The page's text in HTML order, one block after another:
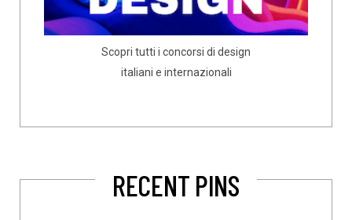
Scopri tutti i concorsi di design
italiani e internazionali
RECENT PINS